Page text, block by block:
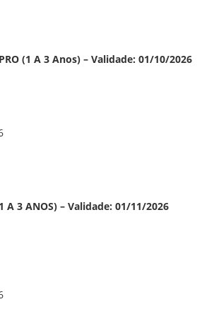
(1 A 3 Anos) – Validade: 01/10/2026
A 3 ANOS) – Validade: 01/11/2026